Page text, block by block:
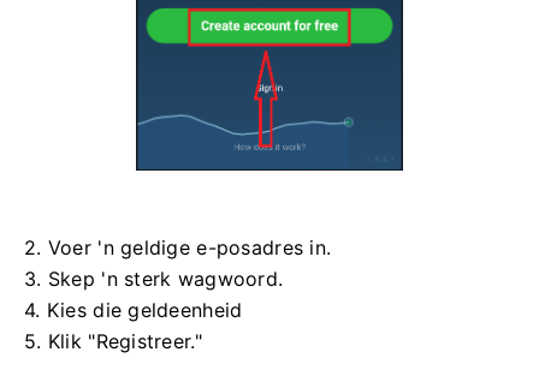
2. Voer 'n geldige e-posadres in.
3. Skep 'n sterk wagwoord.
4. Kies die geldeenheid
5. Klik "Registreer."